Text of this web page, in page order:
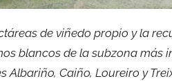
de viñedo propio y la
blancos de la subzona más
Caiño, Loureiro y